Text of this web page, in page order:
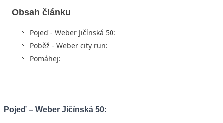
Obsah článku
Pojeď - Weber Jičínská 50:
Poběž - Weber city run:
Pomáhej:
Pojeď – Weber Jičínská 50: